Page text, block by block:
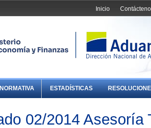
Inicio
NORMATIVA ESTADÍSTICAS
02/2014 Asesoría